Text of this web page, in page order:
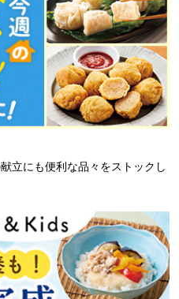
立にも便利な品々をストックし